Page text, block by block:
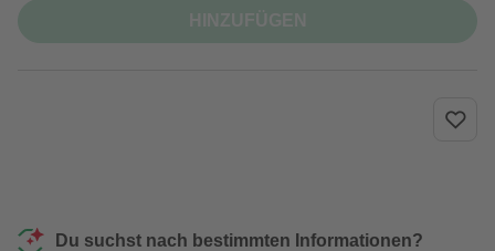
Du suchst nach bestimmten Informationen?